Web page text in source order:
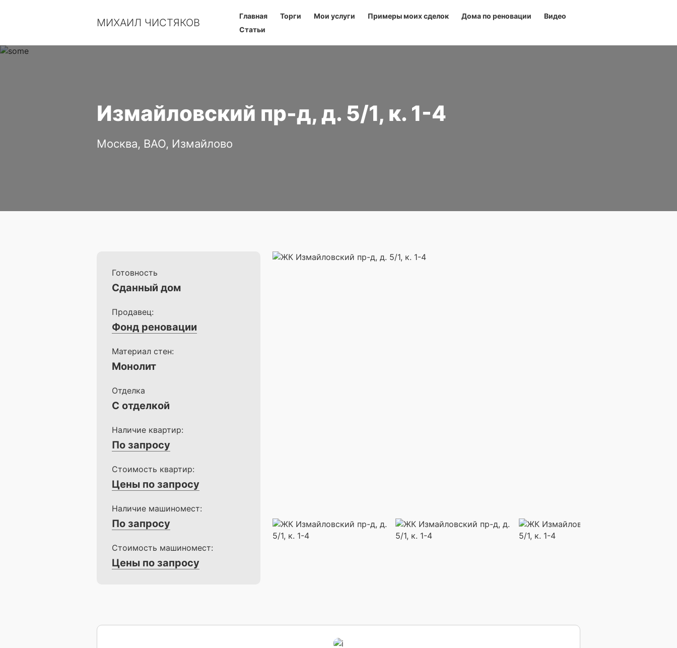
МИХАИЛ ЧИСТЯКОВ
Главная Торги Мои услуги Примеры моих сделок Дома по реновации
Видео
Статьи
Измайловский пр-д, д. 5/1, к. 1-4
Москва, ВАО, Измайлово
Готовность
Сданный дом
Продавец:
Фонд реновации
Материал стен:
Монолит
Отделка
С отделкой
Наличие квартир:
По запросу
Стоимость квартир:
Цены по запросу
Наличие машиномест:
По запросу
Стоимость машиномест:
Цены по запросу